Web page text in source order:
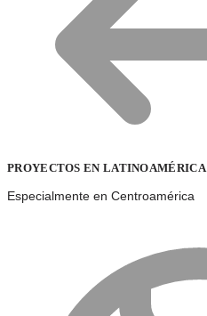
PROYECTOS EN LATINOAMÉRICA
Especialmente en Centroamérica